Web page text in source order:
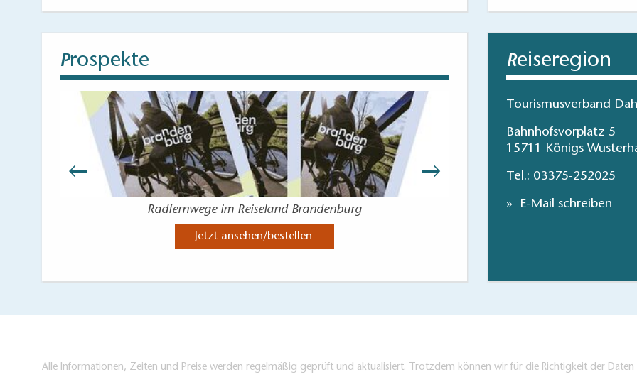
Prospekte
Radfernwege im Reiseland Brandenburg
Jetzt ansehen/bestellen
Karte
Reiseregion
Tourismusverband
Bahnhofsvorplatz 5
15711 Königs
Tel.: 03375-252025
E-Mail schreiben
Alle Informationen, Zeiten und Preise werden regelmäßig geprüft und aktualisiert. Trotzdem können wir für die Richtigkeit der